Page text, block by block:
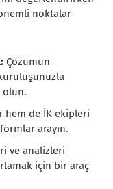
noktalar
Çözümün
olun.
hem de İK ekipleri
arayın.
ve analizleri
için bir araç